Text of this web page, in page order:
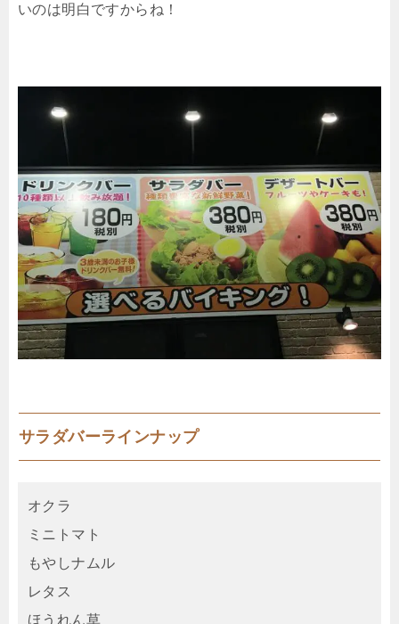
いのは明白ですからね！
サラダバーラインナップ
オクラ
ミニトマト
もやしナムル
レタス
ほうれん草